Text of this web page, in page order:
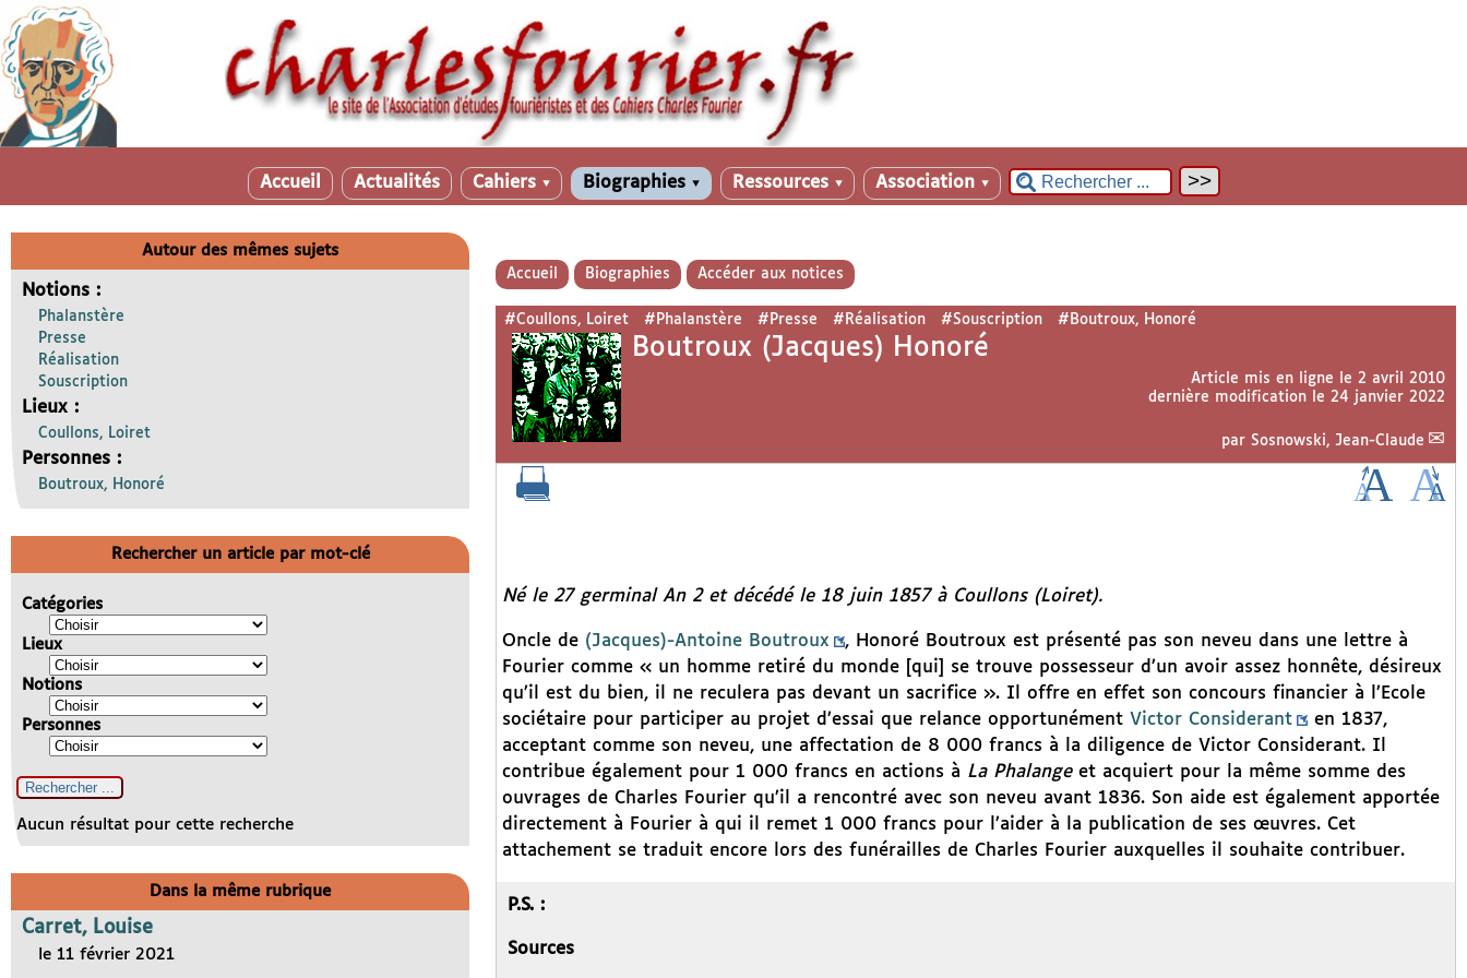
Accueil Actualités Cahiers ▼ Biographies ▼ Ressources ▼ Association ▼
Accueil Biographies Accéder aux notices
#Coullons, Loiret #Phalanstère #Presse #Réalisation #Souscription #Boutroux, Honoré
Boutroux (Jacques) Honoré
Article mis en ligne le 2 avril 2010
dernière modification le 24 janvier 2022
par Sosnowski, Jean-Claude
Né le 27 germinal An 2 et décédé le 18 juin 1857 à Coullons (Loiret).
Oncle de (Jacques)-Antoine Boutroux
, Honoré Boutroux est présenté pas son neveu dans une lettre à
Fourier comme « un homme retiré du monde [qui] se trouve possesseur d’un avoir assez honnête, désireux
qu’il est du bien, il ne reculera pas devant un sacrifice ». Il offre en effet son concours financier à l’Ecole
sociétaire pour participer au projet d’essai que relance opportunément Victor Considerant
en 1837,
acceptant comme son neveu, une affectation de 8 000 francs à la diligence de Victor Considerant. Il
contribue également pour 1 000 francs en actions à La Phalangeet acquiert pour la même somme des
ouvrages de Charles Fourier qu’il a rencontré avec son neveu avant 1836. Son aide est également apportée
directement à Fourier à qui il remet 1 000 francs pour l’aider à la publication de ses œuvres. Cet
attachement se traduit encore lors des funérailles de Charles Fourier auxquelles il souhaite contribuer.
P.S. :
Sources
Autour des mêmes sujets
Notions :
Phalanstère
Presse
Réalisation
Souscription
Lieux :
Coullons, Loiret
Personnes :
Boutroux, Honoré
Rechercher un article par mot-clé
Catégories
Lieux
Notions
Personnes
Aucun résultat pour cette recherche
Dans la même rubrique
Carret, Louise
le 11 février 2021